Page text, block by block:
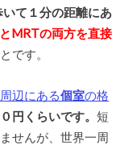
て１分の距離にあ
MRTの両方を直接
です。
辺にある個室の格
円くらいです。 短
せんが、世界一周